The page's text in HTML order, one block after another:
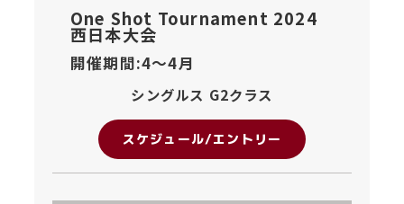
One Shot Tournament 2024
西日本大会
開催期間:4〜4月
シングルス G2クラス
スケジュール/エントリー